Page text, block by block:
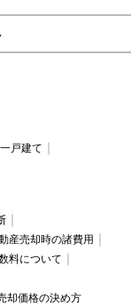
戸建て
産売却時の諸費用
料について
却価格の決め方